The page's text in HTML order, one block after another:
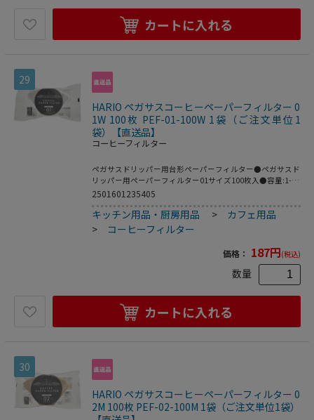
カートに入れる
29
HARIO ペガサスコーヒーペーパーフィルター 0
1W 100枚 PEF-01-100W 1袋（ご注文単位1
袋）【直送品】
コーヒーフィルター
ペガサスドリッパー用台形ペーパーフィルター●ペガサスド
リッパー用ペーパーフィルター01サイズ100枚入●容量:1-2
杯用●カラー:ホワイト●サイズ:約幅23×奥行13×高さ
※メーカーの都合により､パッケージ・仕様等は予告なく変
更になる場合がございます｡
2501601235405
キッチン用品・厨房用品 > カフェ用品
> コーヒーフィルター
価格： 187円(税込)
数量
カートに入れる
30
HARIO ペガサスコーヒーペーパーフィルター 0
2M 100枚 PEF-02-100M 1袋（ご注文単位1袋）